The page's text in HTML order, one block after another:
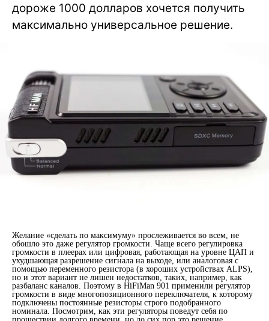
дороже 1000 долларов хочется получить
максимально универсальное решение.
Желание «сделать по максимуму» прослеживается во всем, не
обошло это даже регулятор громкости. Чаще всего регулировка
громкости в плеерах или цифровая, работающая на уровне ЦАП и
ухудшающая разрешение сигнала на выходе, или аналоговая с
помощью переменного резистора (в хороших устройствах ALPS),
но и этот вариант не лишен недостатков, таких, например, как
разбаланс каналов. Поэтому в HiFiMan 901 применили регулятор
громкости в виде многопозиционного переключателя, к которому
подключены постоянные резисторы строго подобранного
номинала. Посмотрим, как эти регуляторы поведут себя по